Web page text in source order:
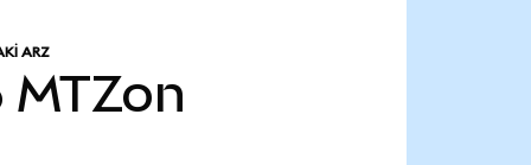
ARZ
MTZon